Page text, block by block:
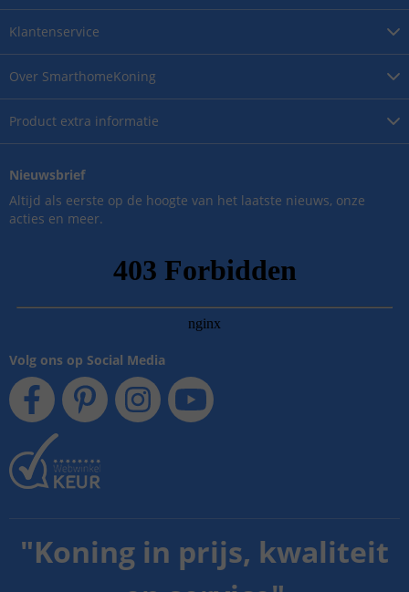
Over SmarthomeKoning
Product extra informatie
Klantenservice
Nieuwsbrief
Altijd als eerste op de hoogte van het laatste nieuws, onze
acties en meer.
Volg ons op Social Media
"Koning in prijs, kwaliteit